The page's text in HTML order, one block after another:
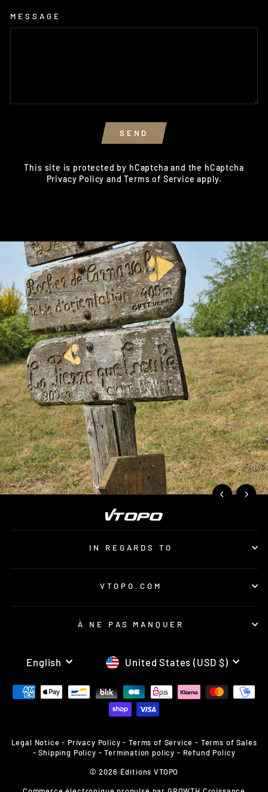
MESSAGE
SEND
This site is protected by hCaptcha and the hCaptcha
Privacy Policy andTerms of Service apply.
IN REGARDS TO
VTOPO.COM
À NE PAS MANQUER
LANGUAGE
English CURRENCY
United States (USD $)
Legal Notice - Privacy Policy -Terms of Service - Terms of Sales
-Shipping Policy -Termination policy - Refund Policy
© 2026 Éditions VTOPO